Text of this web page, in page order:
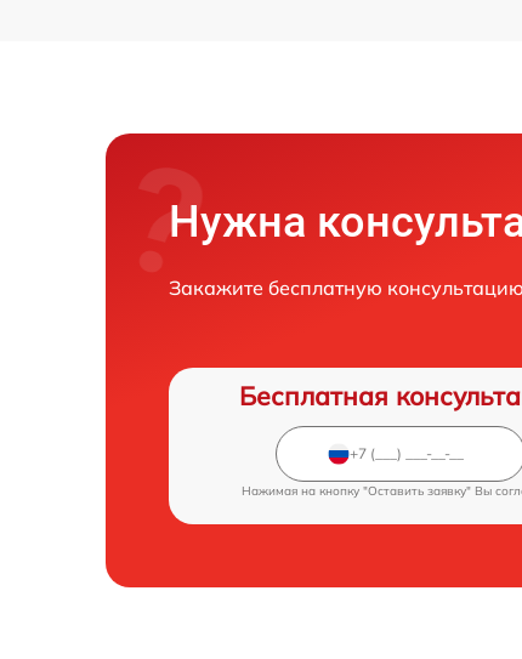
Нужна
Закажите бесплатную консультацию
Бесплатная
Нажимая на кнопку "Оставить заявку" Вы